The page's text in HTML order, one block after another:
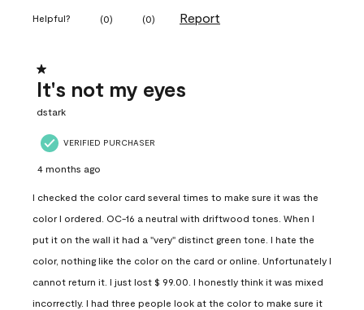
Helpful? (0) (0) Report
1 out of 5 stars.
It's not my eyes
dstark
VERIFIED PURCHASER
4 months ago
I checked the color card several times to make sure it was the
color I ordered. OC-16 a neutral with driftwood tones. When I
put it on the wall it had a "very" distinct green tone. I hate the
color, nothing like the color on the card or online. Unfortunately I
cannot return it. I just lost $ 99.00. I honestly think it was mixed
incorrectly. I had three people look at the color to make sure it